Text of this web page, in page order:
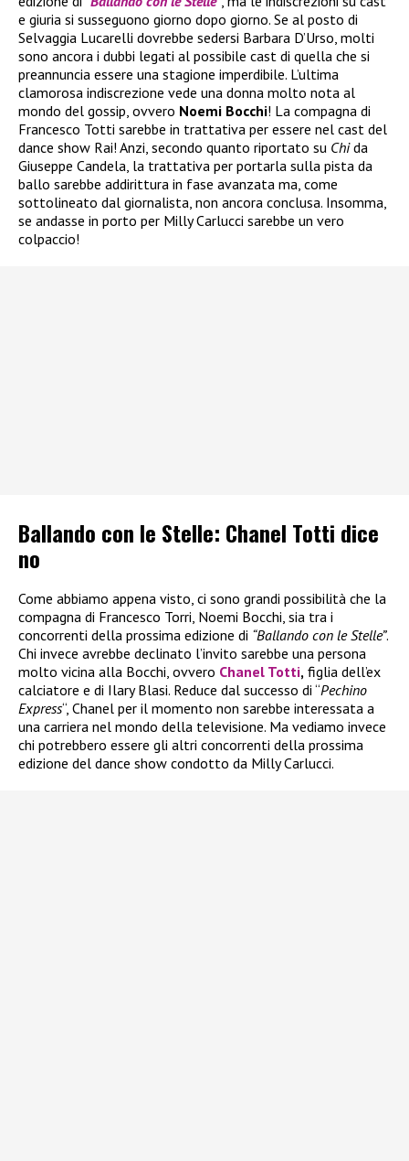
e giuria si susseguono giorno dopo giorno. Se al posto di
Selvaggia Lucarelli dovrebbe sedersi Barbara D’Urso, molti
sono ancora i dubbi legati al possibile cast di quella che si
preannuncia essere una stagione imperdibile. L’ultima
clamorosa indiscrezione vede una donna molto nota al
mondo del gossip, ovvero Noemi Bocchi! La compagna di
Francesco Totti sarebbe in trattativa per essere nel cast del
dance show Rai! Anzi, secondo quanto riportato su Chida
Giuseppe Candela, la trattativa per portarla sulla pista da
ballo sarebbe addirittura in fase avanzata ma, come
sottolineato dal giornalista, non ancora conclusa. Insomma,
se andasse in porto per Milly Carlucci sarebbe un vero
colpaccio!
Ballando con le Stelle: Chanel Totti dice
no
Come abbiamo appena visto, ci sono grandi possibilità che la
compagna di Francesco Torri, Noemi Bocchi, sia tra i
concorrenti della prossima edizione di “Ballando con le Stelle”.
Chi invece avrebbe declinato l’invito sarebbe una persona
molto vicina alla Bocchi, ovvero Chanel Totti, figlia dell’ex
calciatore e di Ilary Blasi. Reduce dal successo di “Pechino
Express“, Chanel per il momento non sarebbe interessata a
una carriera nel mondo della televisione. Ma vediamo invece
chi potrebbero essere gli altri concorrenti della prossima
edizione del dance show condotto da Milly Carlucci.